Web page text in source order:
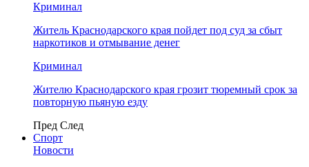
Криминал
Житель Краснодарского края пойдет под суд за сбыт
наркотиков и отмывание денег
Криминал
Жителю Краснодарского края грозит тюремный срок за
повторную пьяную езду
Пред След
Спорт
Новости